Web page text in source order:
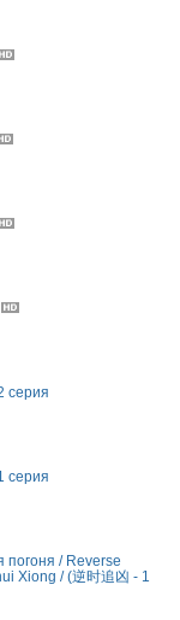
серия
серия
погоня / Reverse
Xiong / (逆时追凶 - 1